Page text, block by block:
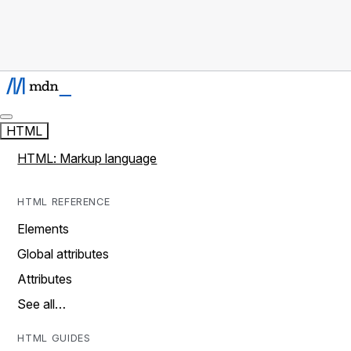
HTML
HTML: Markup language
HTML REFERENCE
Elements
Global attributes
Attributes
See all…
HTML GUIDES